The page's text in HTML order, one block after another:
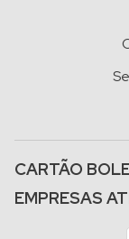
CARTÃO
EMPRESAS